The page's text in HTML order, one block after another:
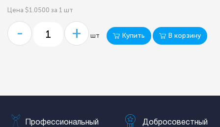
Цена $1.0500 за 1 шт
- + шт Купить В корзину
Профессиональный Добросовестный